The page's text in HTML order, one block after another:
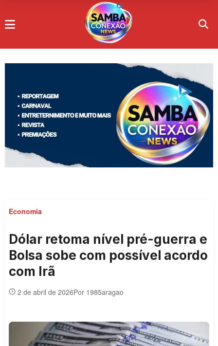
Economia
Dólar retoma nível pré-guerra e
Bolsa sobe com possível acordo
com Irã
2 de abril de 2026Por 1985aragao